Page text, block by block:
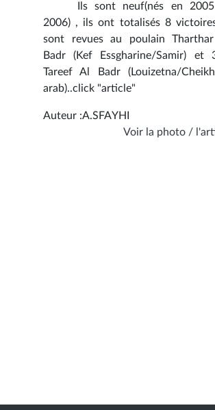
Ils sont neuf(nés en
2006) , ils ont totalisés 8
sont revues au poulain
Badr (Kef Essgharine/Samir) et
Tareef Al Badr (Louizetna/
arab)..click "article"
Auteur :A.SFAYHI
Voir la photo /